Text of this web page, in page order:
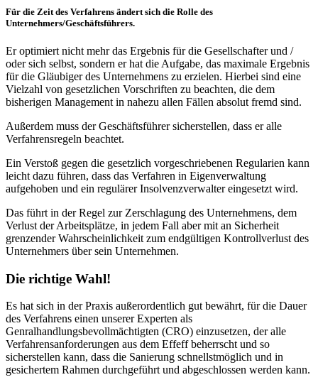
Für die Zeit des Verfahrens ändert sich die Rolle des
Unternehmers/Geschäftsführers.
Er optimiert nicht mehr das Ergebnis für die Gesellschafter und /
oder sich selbst, sondern er hat die Aufgabe, das maximale Ergeb­nis
für die Gläubiger des Unternehmens zu erzielen. Hierbei sind eine
Vielzahl von gesetzlichen Vorschriften zu beachten, die dem
bisherigen Management in nahezu allen Fällen absolut fremd sind.​
Außerdem muss der Geschäftsführer sicherstellen, dass er alle
Verfahrensregeln beachtet.
Ein Verstoß gegen die gesetzlich vorgeschriebenen Regularien kann
leicht dazu führen, dass das Verfahren in Eigenverwaltung
aufgehoben und ein regulärer Insolvenzverwalter eingesetzt wird.
Das führt in der Regel zur Zerschlagung des Unternehmens, dem
Verlust der Arbeitsplätze, in jedem Fall aber mit an Sicherheit
grenzender Wahrscheinlichkeit zum endgültigen Kontrollverlust des
Unternehmers über sein Unternehmen.
Die richtige Wahl!
Es hat sich in der Praxis außerordentlich gut bewährt, für die Dauer
des Verfahrens einen unserer Experten als
Genralhandlungsbevollmächtigten (CRO) einzusetzen, der alle
Verfahrensanforderungen aus dem Effeff beherrscht und so
sicherstellen kann, dass die Sanierung schnellstmöglich und in
gesichertem Rahmen durchgeführt und abgeschlossen werden kann.